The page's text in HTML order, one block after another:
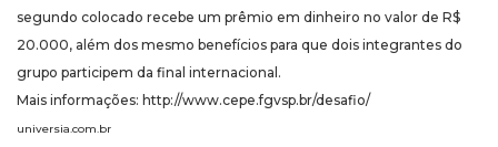
segundo colocado recebe um prêmio em dinheiro no valor de R$
20.000, além dos mesmo benefícios para que dois integrantes do
grupo participem da final internacional.
Mais informações: http://www.cepe.fgvsp.br/desafio/
universia.com.br